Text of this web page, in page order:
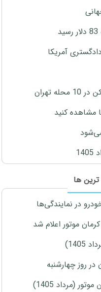
تهران
مشاهده کنید
ها
(مرداد 1405)